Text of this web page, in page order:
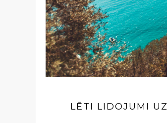
LĒTI LIDOJUMI